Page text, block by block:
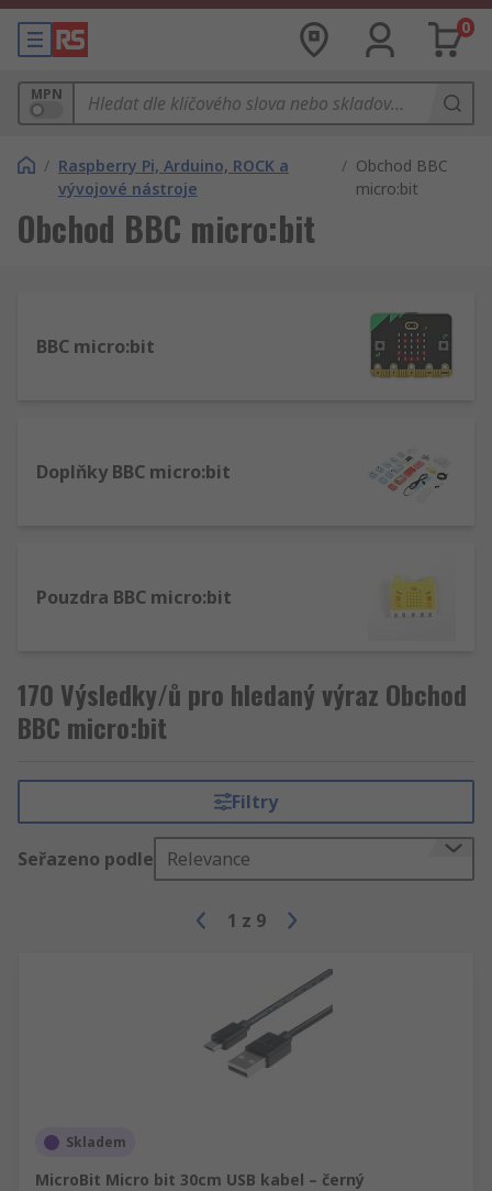
0
MPN
/ Raspberry Pi, Arduino, ROCK a
vývojové nástroje
/ Obchod BBC
micro:bit
Obchod BBC micro:bit
BBC micro:bit
Doplňky BBC micro:bit
Pouzdra BBC micro:bit
170 Výsledky/ů pro hledaný výraz Obchod
BBC micro:bit
Filtry
Seřazeno podle Relevance
1 z 9
Skladem
MicroBit Micro bit 30cm USB kabel – černý